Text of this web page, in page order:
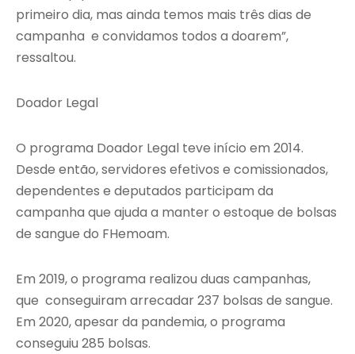
primeiro dia, mas ainda temos mais três dias de
campanha e convidamos todos a doarem”,
ressaltou.
Doador Legal
O programa Doador Legal teve início em 2014.
Desde então, servidores efetivos e comissionados,
dependentes e deputados participam da
campanha que ajuda a manter o estoque de bolsas
de sangue do FHemoam.
Em 2019, o programa realizou duas campanhas,
que conseguiram arrecadar 237 bolsas de sangue.
Em 2020, apesar da pandemia, o programa
conseguiu 285 bolsas.